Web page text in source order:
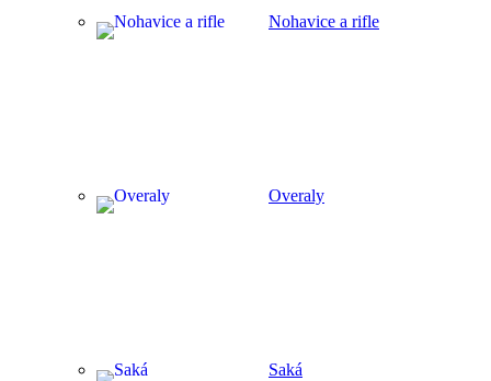
Nohavice a rifle
Overaly
Saká